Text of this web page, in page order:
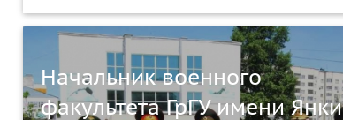
Начальник военного
факультета ГрГУ имени Янки